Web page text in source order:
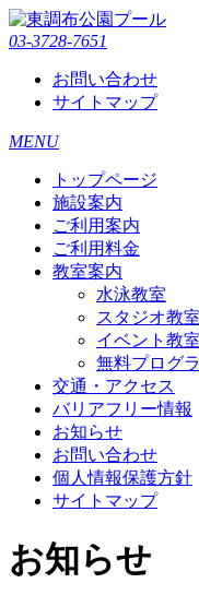
03-3728-7651
お問い合わせ
サイトマップ
MENU
トップページ
施設案内
ご利用案内
ご利用料金
教室案内
水泳教室
スタジオ教室
イベント教室
無料プログ
交通・アクセス
バリアフリー情報
お知らせ
お問い合わせ
個人情報保護方針
サイトマップ
お知らせ